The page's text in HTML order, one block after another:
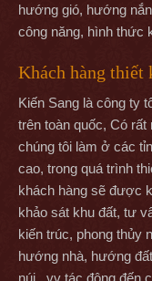
hướng gió, hướng
công năng, hình thức
Khách hàng thiết
Kiến Sang là công ty
trên toàn quốc, Có rất
chúng tôi làm ở các
cao, trong quá trình
khách hàng sẽ được
khảo sát khu đất, tư
kiến trúc, phong thủy
hướng nhà, hướng
núi...vv tác động đến